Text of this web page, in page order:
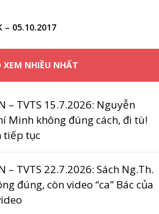
– 05.10.2017
XEM NHIỀU NHẤT
– TVTS 15.7.2026: Nguyễn
Minh không đúng cách, đi tù!
tiếp tục
– TVTS 22.7.2026: Sách Ng.Th.
đúng, còn video “ca” Bác của